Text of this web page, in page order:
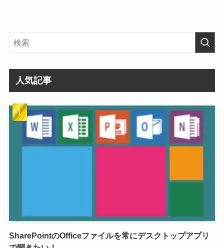
人気記事
SharePointのOfficeファイルを常にデスクトップアプリ